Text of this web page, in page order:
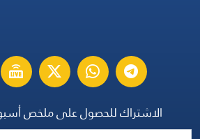
الاشتراك للحصول على ملخص